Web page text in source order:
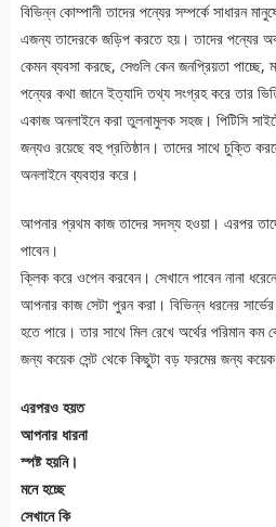
বিভিন্ন কোম্পানী তাদের পন্যের সম্পর্কে সাধারন
এজন্য তাদেরকে জড়িপ করতে হয়। তাদের পন্যের
কেমন ব্যবসা করছে, সেগুলি কেন জনপ্রিয়তা পাচ্ছে,
পন্যের কথা জানে ইত্যাদি তথ্য সংগ্রহ করে তার
একাজ অনলাইনে করা তুলনামুলক সহজ। পিটিসি
জন্যও রয়েছে বহু প্রতিষ্ঠান। তাদের সাথে চুক্তি
অনলাইনে ব্যবহার করে।
আপনার প্রথম কাজ তাদের সদস্য হওয়া। এরপর
পাবেন।
ক্লিক করে ওপেন করবেন। সেখানে পাবেন নানা
আপনার কাজ সেটা পুরন করা। বিভিন্ন ধরনের
হতে পারে। তার সাথে মিল রেখে অর্থের পরিমান কম
জন্য কয়েক সেন্ট থেকে কিছুটা বড় ফরমের জন্য
এরপরও হয়ত
আপনার ধারনা
স্পষ্ট হয়নি।
মনে হচ্ছে
সেখানে কি